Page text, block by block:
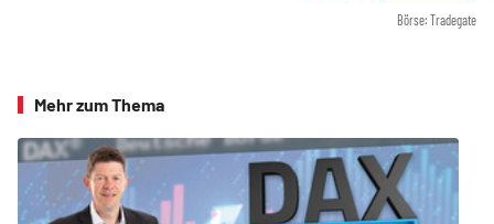
Börse: Tradegate
Mehr zum Thema